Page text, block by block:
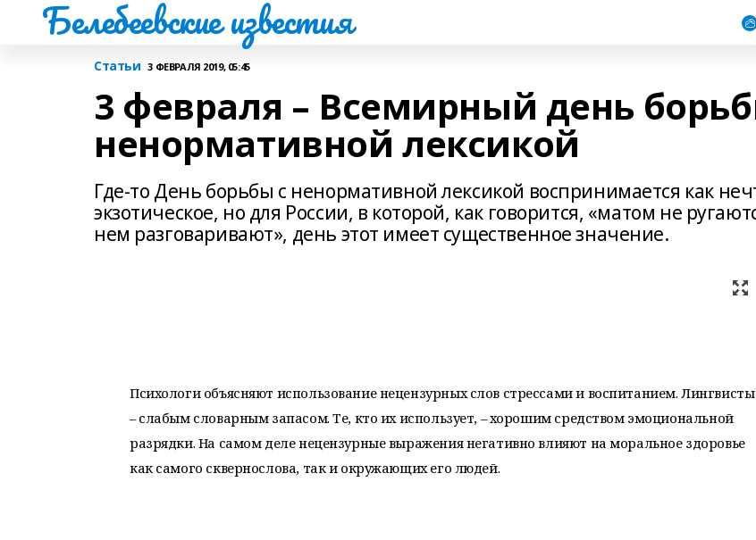
Белебеевские известия
Статьи 3 ФЕВРАЛЯ 2019, 05:45
3 февраля – Всемирный день
ненормативной лексикой
Где-то День борьбы с ненормативной лексикой воспринимается как
экзотическое, но для России, в которой, как говорится, «матом не
нем разговаривают», день этот имеет существенное значение.
Психологи объясняют использование нецензурных слов стрессами и воспитанием. Лингвисты
– слабым словарным запасом. Те, кто их использует, – хорошим средством эмоциональной
разрядки. На самом деле нецензурные выражения негативно влияют на моральное здоровье
как самого сквернослова, так и окружающих его людей.